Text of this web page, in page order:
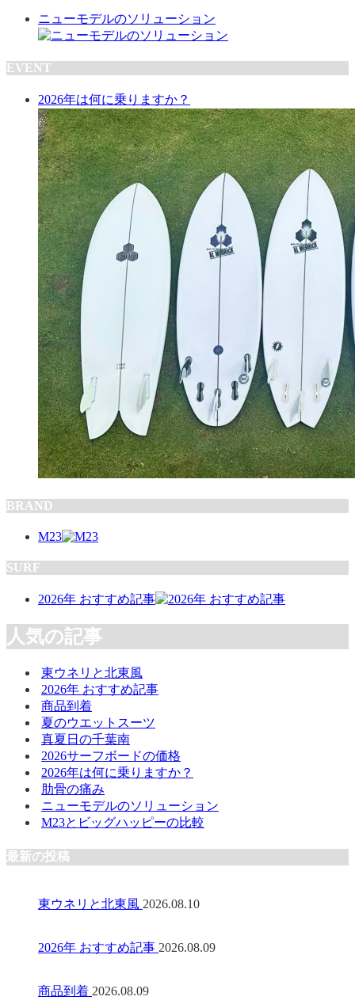
ニューモデルのソリューション
EVENT
2026年は何に乗りますか？
BRAND
M23
SURF
2026年 おすすめ記事
人気の記事
東ウネリと北東風
2026年 おすすめ記事
商品到着
夏のウエットスーツ
真夏日の千葉南
2026サーフボードの価格
2026年は何に乗りますか？
肋骨の痛み
ニューモデルのソリューション
M23とビッグハッピーの比較
最新の投稿
東ウネリと北東風 2026.08.10
2026年 おすすめ記事 2026.08.09
商品到着 2026.08.09